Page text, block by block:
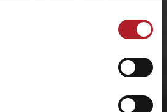
modificare le tue preferenze in
il link “Impostazione dei cookie”
informazioni ti invitiamo a